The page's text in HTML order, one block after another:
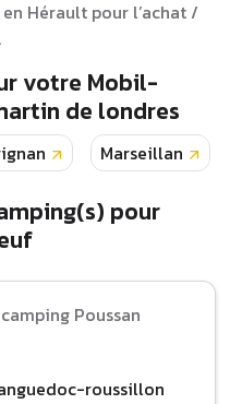
Hérault pour l’achat /
votre Mobil-
de londres
Marseillan
pour
roussillon